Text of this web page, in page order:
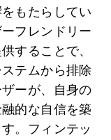
もたらしてい
フレンドリー
することで、
テムから排除
ーが、自身の
的な自信を築
。フィンテッ